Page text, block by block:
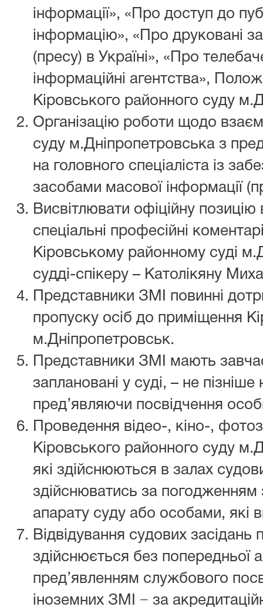
інформації», «Про доступ до
інформацію», «Про друковані
(пресу) в Україні», «Про
інформаційні агентства»,
Кіровського районного суду
Організацію роботи щодо
суду м.Дніпропетровська з
на головного спеціаліста із
засобами масової інформації
Висвітлювати офіційну позицію
спеціальні професійні
Кіровському районному суді
судді-спікеру – Католікяну
Представники ЗМІ повинні
пропуску осіб до приміщення
м.Дніпропетровськ.
Представники ЗМІ мають
заплановані у суді, – не
пред’являючи посвідчення
Проведення відео-, кіно-,
Кіровського районного суду
які здійснюються в залах
здійснюватись за погодженням
апарату суду або особами, які
Відвідування судових
здійснюється без попередньої
пред’явленням службового
іноземних ЗМІ − за